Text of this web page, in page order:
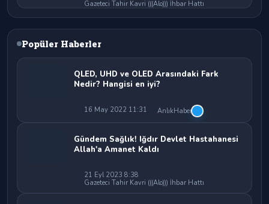
Gazeteci Tahir Kavri (((Alo))) İhbar Hattı
Popüler Haberler
QLED, UHD ve OLED Arasındaki Fark
Nedir? Hangisi en iyi?
16 May 2022 11:31 AnlıkHaber
Gündem Sağlık! Iğdır Devlet Hastahanesi
Allah'a Amanet Kaldı
21 Eyl 2023 8:38
Gazeteci Tahir Kavri (((Alo))) İhbar Hattı